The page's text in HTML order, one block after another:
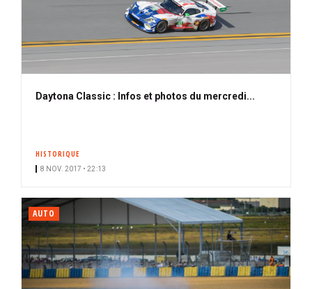
Daytona Classic : Infos et photos du mercredi...
HISTORIQUE
8 NOV. 2017 • 22:13
AUTO